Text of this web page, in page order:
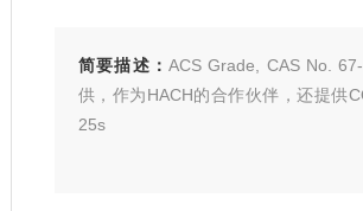
简要描述：ACS Grade, CAS No.
供，作为HACH的合作伙伴，还提供
25s